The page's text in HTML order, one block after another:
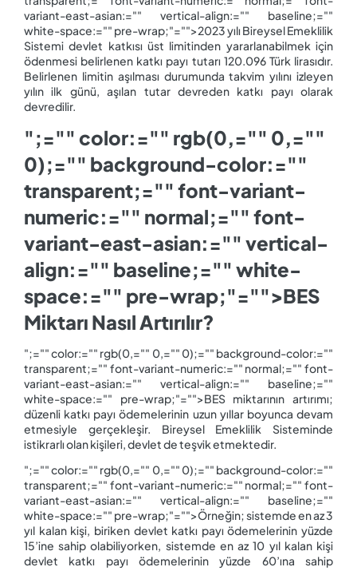
variant-east-asian:="" vertical-align:="" baseline;=""
white-space:="" pre-wrap;"="">2023 yılı Bireysel Emeklilik
Sistemi devlet katkısı üst limitinden yararlanabilmek için
ödenmesi belirlenen katkı payı tutarı 120.096 Türk lirasıdır.
Belirlenen limitin aşılması durumunda takvim yılını izleyen
yılın ilk günü, aşılan tutar devreden katkı payı olarak
devredilir.
";="" color:="" rgb(0,="" 0,=""
0);="" background-color:=""
transparent;="" font-variant-
numeric:="" normal;="" font-
variant-east-asian:="" vertical-
align:="" baseline;="" white-
space:="" pre-wrap;"="">BES
Miktarı Nasıl Artırılır?
";="" color:="" rgb(0,="" 0,="" 0);="" background-color:=""
transparent;="" font-variant-numeric:="" normal;="" font-
variant-east-asian:="" vertical-align:="" baseline;=""
white-space:="" pre-wrap;"="">BES miktarının artırımı;
düzenli katkı payı ödemelerinin uzun yıllar boyunca devam
etmesiyle gerçekleşir. Bireysel Emeklilik Sisteminde
istikrarlı olan kişileri, devlet de teşvik etmektedir.
";="" color:="" rgb(0,="" 0,="" 0);="" background-color:=""
transparent;="" font-variant-numeric:="" normal;="" font-
variant-east-asian:="" vertical-align:="" baseline;=""
white-space:="" pre-wrap;"="">Örneğin; sistemde en az 3
yıl kalan kişi, biriken devlet katkı payı ödemelerinin yüzde
15’ine sahip olabiliyorken, sistemde en az 10 yıl kalan kişi
devlet katkı payı ödemelerinin yüzde 60’ına sahip